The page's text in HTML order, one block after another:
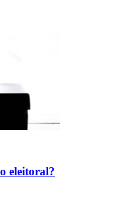
eleitoral?